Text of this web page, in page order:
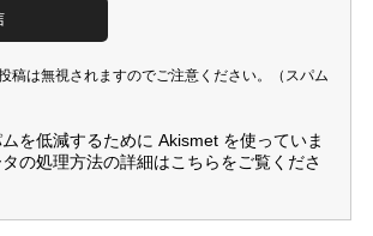
稿は無視されますのでご注意ください。（スパム
を低減するために Akismet を使っていま
の処理方法の詳細はこちらをご覧くださ